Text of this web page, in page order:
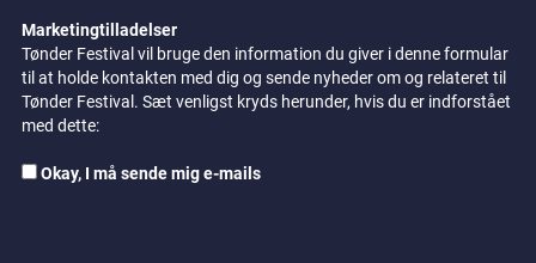
Marketingtilladelser
Tønder Festival vil bruge den information du giver i denne formular
til at holde kontakten med dig og sende nyheder om og relateret til
Tønder Festival. Sæt venligst kryds herunder, hvis du er indforstået
med dette:
Okay, I må sende mig e-mails